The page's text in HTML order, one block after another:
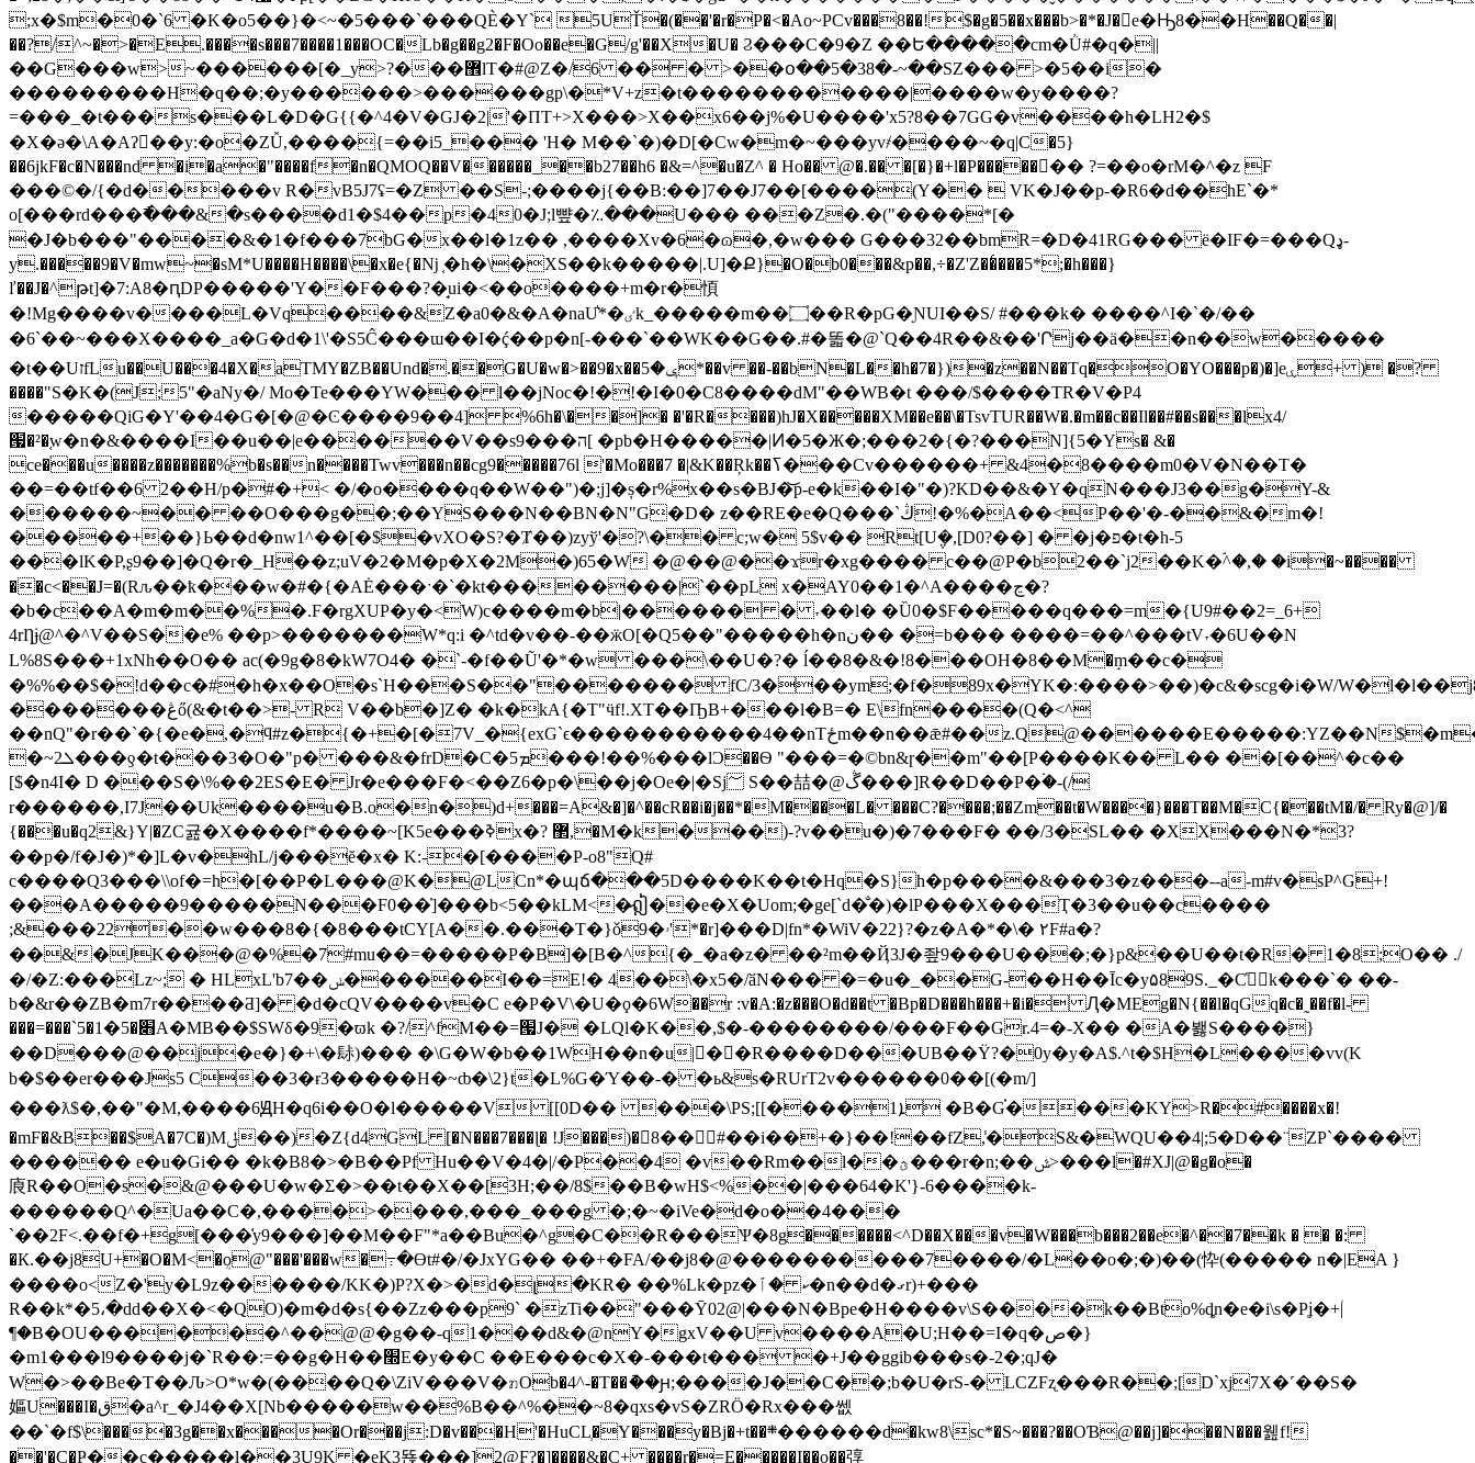
;x�$m�0�`6 �K�o5��}�<~�5���`���QЀ�Y` 5UŤ�(��'�r�P�<�Ao~PCv���8��!$�g�5��x���b>�*�J�񐇢e�Ԣ8��H��Q��|
��?/^~�>�E.����s���7����1���OC�Lb�g��g2�F�Oo��e�G/g'��X�U� Ϩ���C�9�Z ��Ե�����cm�Ǜ#�q�||
��G���w>~������[�_y>?���޾lT�#@Z�/6 �� � >��օ��5�38�-~��SZ��� >�5��i�
���������H�q��;�y������>������gp\�*V+z�t������������|����w�y����?
=���_�t���s���L�D�G{{�^4�V�GJ�2|'�ПT+>X���>X��x6��j%�U����'x5?8��7GG�v����һ�LH2�$
�X�ǝ�\A�Aʔ񆪳��y:�o�ZǙ,����{=��i5_��� 'H� M��`�)�D[�Cw�m�~���yv҂����~�q|C�5}
��6jkF�c�N���nd �i�a�"����f�n�QMOQ��V������_��b27��h6 �&=^�u�Z^ � Ho�� @�.�� �[�}�+l�P�����󿿝�� ?=��o�rM�^�z F
���©�/{�d�����v R�vB5J7ʢ=�Z ��S-;����j{��B:��]7��J7��[����(Y��  VK�J��p-�R6�d��hE`�*
o[���rd���߯���&�s����d1�$4��p�40�J;l뺲�؉���U��� ���Z�.�("����*[�
�J�b���"����&�1�f���7bG�x��l�1z�� ,����Xv�6�ɷ�,�w��� G���32��bmR=�D�41RG��� ë�IF�=���Qډ-
y.�����9�V�mw~�sM*U����H����\�x�e{�ǋ ֤�h�\�XS��k�����|.U]�Ք}�O�b0���&p��,÷�Z'Z��͑���5*;�h���}
ľ��J�^թt]�7:A8�ԥDP�����'Y��F���?�̘ui�<��o����+m�r�㥧
�!Mg����v����L�Vq����&Z�a0�&�A�naU͛*�ٸk_�����m��۝��R�pG�ƝUI��S/ #���k� ����^I�`�/��
�6`��~���X����_a�G�d�1\'�S5Ĉ���ɯ��I�ḉ��p�n[-���`��WK�� G��.#�똛�@`Q��4R��&��'Րj��ä��n��w�����
�t��UזfLu��U���4�X�aTMY�ZB��Und�.��G�U�w�>��9�x��ݷ�5*��v ��-��bN�L��h�7�})�z��N��Tq�O�YO���p�)�]eۑ+ ) �?
����"S�K�(J;5"�aNy�/ Mo�Te���YW��� l��jNoc�!�!�I�0�C8����dM"��WB�t ���/$����TR�V�P4
�����QiG�Y'��4�G�[�@�Ͼ����9��4] %6h�\��]� �'�R����)hJ�X�����XM��e��\�TsvTUR��W�.�m��c��Il��#��s���lx4/
՗�²�֚w�n�&����I��u͘��|e������V��s9���ה[ �pb�H�����|Ͷ�5�Ж�;���2�{�?���N]{5�Ys� &�
ce�ׄ��u����z�������%b�s��n����Twv���n��cg9�����76l '�Mo���7 �|&K��Ŗk��ߖ���Cv������+ &4�8����m0�V�N��T�
��=��tf��6 2��H/p�#�+< �/�o����q��W��")�;j]�ș�r%x��s�BJ�͝p-e�k��I�"�)?KD��&�Y�qN���J3��g�Y-&
������~�� ��O���g��;��YS���N��BN�N"G�D� z��RE�e�Q���`ڭ!�%�A��<P��'�-��&�m�!
�����+��}Ь��d�nw1^��[�$�vXO�S?�Ⱦ��)zyў'�?\�� c;w� 5$v�� Rt[U݆�,[D0?��] � �j�פ�t�h-5
���lK�P,ʂ9��]�Q�r�_H��z;uV�2�M�p�X�2M�)65�W �@��@��ϫr�xg���� c��@P�b2��`j2��K�ۘ^�,� �i�~����
��c<��J=�(Rԉ��ҟ���w�#�{�AĖ���ˑ�`�kt��������|`��pL x�AY0��1�^A����ڃ�?
�b�c��A�m�m��%�.F�rgXUP�y�<W)c����m�b|������ � ˕��l� �Ȕ0�$F�����q���=m�{U9#��2=_6+
4rȠɉ@^�^V��S��e% ��p>�������W*q:i �^td�v��-��ӝO[�Q5��"�����h�nن�� �=b��� ����=��^���tV˕�6U��N
L%8S���+1xNh��O�� ac(�9g�8�kW7Ο4� �`-�f��Ũ'�*�w ���\��U�?� ĺ��8�&�!8���OH�8��М�ٟm��c�
�%%��$�!d��c�#�h�x��O�s`H���S��"������� fC/3���ym;�f�89x�YK�:����>��)�c&�scg�i�W/
�������ڠő(&�t��>- R V��b�]Z� �k�kA{�T"ӵf!.XT��ҦB+���l�B=� E\fn����(Q�<^
��nQ"�r��`�{�e�,�ϥ#z�{�+�[�7V_�{exG`ϵ�����������4��nTځm��n��ǣ#��z.Q@������E�����:YZ��N$�m��m��[Lx�s�
�~ܠ2���ƍ�t���3�O�"p� ���&�frD�C�ܡ5���!��%���lƆ��Ѳ "���=�©bn&ɼ��m"��[P����K�� L�� ��[��^�c��
[$�n4I� D ���S�\%��2ES�E� Jr�e���F�<��Z6�p�\��j�Oe�|�Sj؅ S��喆�@ڴ���]R��D��P�۬�-(/
r������,I7J��Uk����u�B.o�n�)d+���=A&�]�^��cR��i�j��*�M����L� ���C?����;��Zm��t�W����}���T��M�C{���tM�/� Ry�@]/�
{���u�q2&}Y|�ZC귪�X����f*����~[K5e���ߢx�? ޲,�M�k���)-?v��u�)�7���F� ��/3�SL�� �XX���N�*3?
��p�/f�J�)*�]L�v�hL/j���ĕ�x� K:-�[����P-o8"Q#
c����Q3���\\of�=h�[��P�L���@K�@LCn*�պճ���5D����K��t�Hq�S}h�p����&���3�z���--a-m#v�sP^G+!
���A�����9�����N���F0��]̔���b<5��kLM<�̷ឦ��e�X�Uom;�ge[`d�̐�)�lP���X���Ҭ�3��u��c����
;&���22��w���8�{�8���tCY[A��.���T�}ǒ9�ۥ'*�r]���D|fn*�WiV�22}?�z�A�*�\� ٢F#a�?
��&�JK���@�%�7#mu��=�����P�B]�[B�^{�_�a�z� ��²m��Ҋ3J�좦9���U���;�}p&��U��t�R� 1�8;O�� ./
�/�Z:���Lz~; � HLxL'b7��ݭ������I��=E!� 4��\�x5�/ӑN��� �=�u�_��G-��H��Īc�y۵89S._�C҅k���`� ��-
b�&r��ZB�m7r����Ƌ]� �d�cQV����v�C e�P�V\�U�ϙ�6W��r :v�A:�z���O�d��t �Bp�D���h���+�i� Ԯ�MEg�N{��l�qGq�c�˷��f�l-
���=���`5�׋�5�1A�MB��$SWδ�9�ϖk �?/^fM��=՗J� �LQl�K��,$�-��������/���F��Gr.4=�-X�� �A�봻S����}
��D���@��j�e�}�+\�䦊)��� �\G�W�b��1WH��n�u|�َ�R����D���UB��Ϋ?�0y�y�A$.^t�$H�L����vv(K
b�$��er���Js5 C��3�ɍ3�����H�~ȸ�\2}t�L%G�Ύ��-� �ь&s�RUrT2v������0��[(�m/]
���ƛ$�,��"�M,����6ԬH�q6i��O�l�����V [[0D�� ���\PS;[[����1ܐ �B�G֗����KY>R�#����x�!
�mF�&B��$A�7C�)Mݪ��)�Z{d4GL [�N���7���ɭ� !J���)�8��#��i��+�}��!��fZ,̾�S&�WQU��4|;5�D��¨ZP`����
������ e�u�Gi�� �k�B8�>�B��Pf Hu��V�4�|/�P��4 �v��Rm��l��ؿ���r�n;��ݜ>���l�#XJ|@�g�o�
㢃R��O�s�&@���U�w�Σ�>��t��X��[3H;��/8$��B�wH$<%��|���64�K'}-6����k-
������Q^�Ua��C�,����>����,���_���g �;�~�iVe�d�o��4���
`��2F<.��f�+g[���͑y9���]��M��F"*a��Bu�^g�C��R���Ѱ�8g������<^D��X���v�W���b���2��e�^��7��k � � �:
�К.��j8U+�O�M<�ܴo@"���'���w�߹�Ɵt#�/�JxYG�� ��+�FA/��j8�@����������7����/�L��o�;�)��(忰(����� n�|EA }
����o<Z�'y�L9z������/KK�)P?X�>�d�լ�KR� ��%Lk�pz�ކ �ٱ�n��d�ގr)+���
R��k*�5،�dd��X�<�QO)�m�d�s{��Zz���p9` �zTi��"���Ȳ02@|���N�Bpe�H����v\S����k��Bto%ȡn�e�i\s�Pʝ�+۠|
¶�B�OU������^��@@�g��-q1���d&�@nY�gxV��U v����A�U;H��=I�q�ص�}
�m1���l9����j�`R��:=��g�H��׭E�y��C ��E���c�X�-���t��� �+J��ggib���s�-2�;qJ�
W�>��Be�T��Ԉ>O*w�(����Q�\ZiV���V�ꤊOb�4^-�T��ު��ԩ;����J��C��;b�U�rS-� LCZFʐ���R��;[D`xj7X�˹��S�
嫗U���I�ق�a^r_�J4��X[Nb�����w��%B��^%��~8�qxs�vS�ZRÖ�Rx���쎖
��`�f$\����3g��x����Or���j:D�v���H'�HuCL̹�Y���y�Bj�+t��܍������d�kw8\sc*�S~���?��OƁ@��j]���N���웶f!
��'�C�Ҏ��c�����l��3U9K �eK3뚅���]2@F?�]����&�C+ ����r�=E�����I��o��弴